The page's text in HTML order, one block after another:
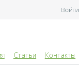
Войти
Статьи Контакты